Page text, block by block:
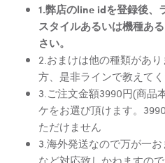
1.弊店のline idを登録後、
スタイルあるいは機種あ
さい。
2.おまけは他の種類があ
方、是非ラインで教えてく
3.ご注文金額3990円(商品
ケをお選び頂けます。
ただけません
3.海外発送なので万が一